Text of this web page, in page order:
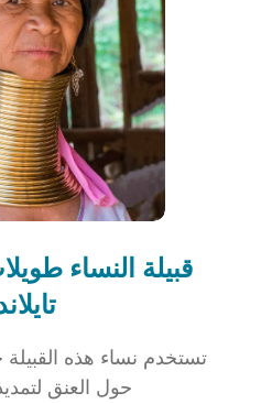
قبيلة النساء
تستخدم نساء هذه
حول العنق